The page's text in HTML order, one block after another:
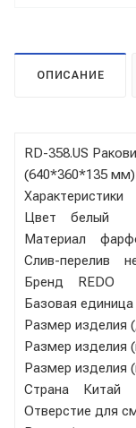
ОПИСАНИЕ
RD-358.US
(640*360*135
Характеристики
Цвет белый
Материал
Слив-перелив
Бренд REDO
Базовая
Размер
Размер
Размер
Страна Китай
Отверстие для